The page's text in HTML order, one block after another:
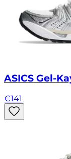
ASICS Gel-
€141